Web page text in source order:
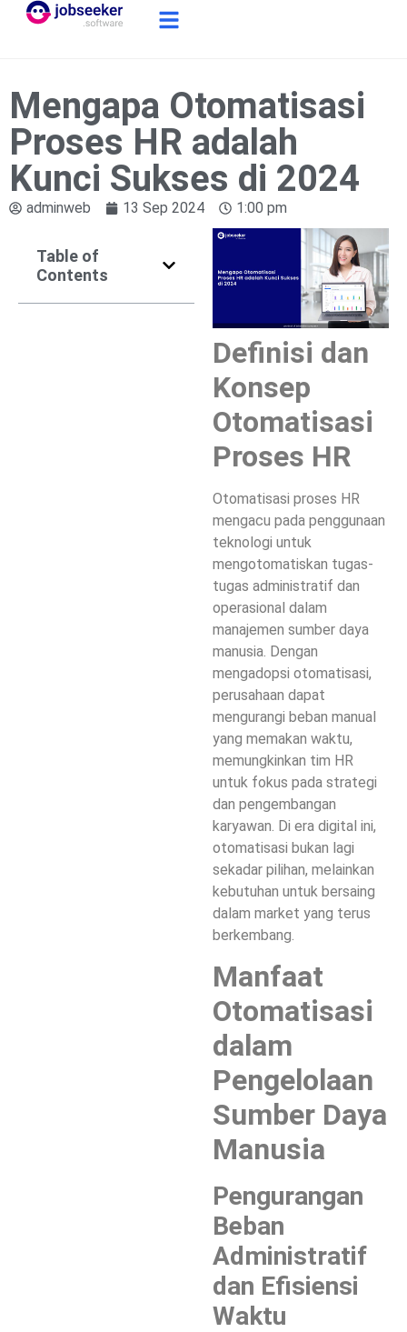
Mengapa Otomatisasi
Proses HR adalah
Kunci Sukses di 2024
adminweb 13 Sep 2024 1:00 pm
Definisi dan
Konsep
Otomatisasi
Proses HR
Otomatisasi proses HR
mengacu pada penggunaan
teknologi untuk
mengotomatiskan tugas-
tugas administratif dan
operasional dalam
manajemen sumber daya
manusia. Dengan
mengadopsi otomatisasi,
perusahaan dapat
mengurangi beban manual
yang memakan waktu,
memungkinkan tim HR
untuk fokus pada strategi
dan pengembangan
karyawan. Di era digital ini,
otomatisasi bukan lagi
sekadar pilihan, melainkan
kebutuhan untuk bersaing
dalam market yang terus
berkembang.
Manfaat
Otomatisasi
dalam
Pengelolaan
Sumber Daya
Manusia
Pengurangan
Beban
Administratif
dan Efisiensi
Waktu
Table of
Contents